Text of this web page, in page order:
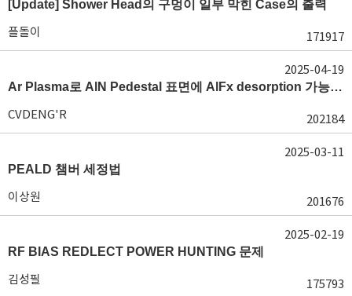
[Update] Shower Head의 구멍이 일부 막힌 Case의 출력
플돌이 171917
Ar Plasma로 AlN Pedestal 표면에 AlFx desorption 가능 여부가 궁금합니다.
CVDENG'R 202184
2025-04-19
PEALD 챔버 세정법
이상원 201676
2025-03-11
RF BIAS REDLECT POWER HUNTING 문제
김성필 175793
2025-02-19